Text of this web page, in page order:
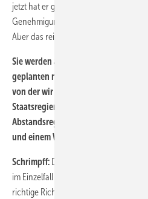
jetzt hat er gesagt: O.k., diejenigen die
Genehmigungsverfahren waren,
Aber das reicht uns natürlich nicht.
Sie werden also nun im Jahr 2014
geplanten neuen Abstandsregel für
von der wir sprechen. Andererseits
Staatsregierung ja nun sogar noch
Abstandsregelung von bis zu zwei
und einem Windpark.
Schrimpff: Die Ausnahmen soll es
im Einzelfall will. Richtig. Das sind
richtige Richtung. Aber das reicht